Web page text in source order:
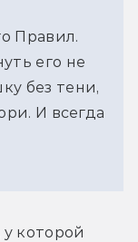
Правил.
его не
без тени,
И всегда
которой